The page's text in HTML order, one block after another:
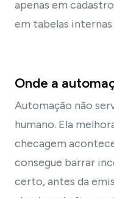
apenas em
em tabelas internas
Onde a
Automação não
humano. Ela
checagem
consegue barrar
certo, antes da